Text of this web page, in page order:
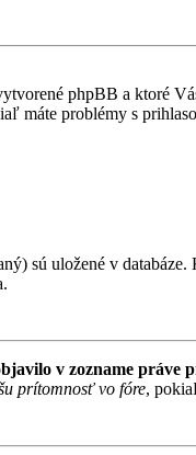
phpBB a ktoré
máte problémy s
sú uložené v
v zozname práve
prítomnosť vo fóre,